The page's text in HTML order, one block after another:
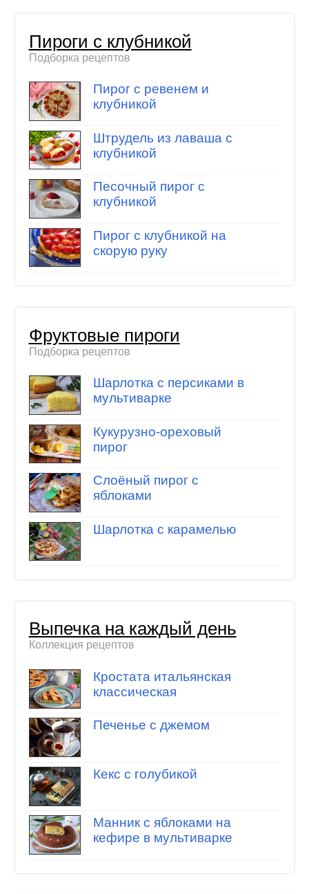
Пироги с клубникой
Подборка рецептов
Пирог с ревенем и
клубникой
Штрудель из лаваша с
клубникой
Песочный пирог с
клубникой
Пирог с клубникой на
скорую руку
Фруктовые пироги
Подборка рецептов
Шарлотка с персиками в
мультиварке
Кукурузно-ореховый
пирог
Слоёный пирог с
яблоками
Шарлотка с карамелью
Выпечка на каждый день
Коллекция рецептов
Кростата итальянская
классическая
Печенье с джемом
Кекс с голубикой
Манник с яблоками на
кефире в мультиварке